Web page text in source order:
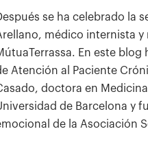
se ha celebrado la
médico internista y
En este blog
Atención al Paciente
doctora en
de Barcelona y
de la Asociación